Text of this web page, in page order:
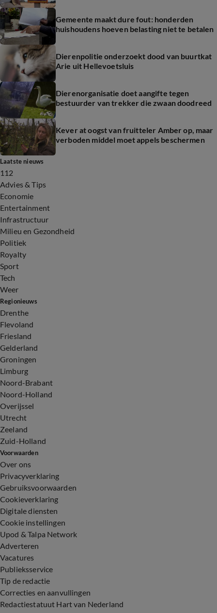
Gemeente maakt dure fout: honderden
huishoudens hoeven belasting niet te betalen
Dierenpolitie onderzoekt dood van buurtkat
Arie uit Hellevoetsluis
Dierenorganisatie doet aangifte tegen
bestuurder van trekker die zwaan doodreed
Kever at oogst van fruitteler Amber op, maar
verboden middel moet appels beschermen
Laatste nieuws
112
Advies & Tips
Economie
Entertainment
Infrastructuur
Milieu en Gezondheid
Politiek
Royalty
Sport
Tech
Weer
Regionieuws
Drenthe
Flevoland
Friesland
Gelderland
Groningen
Limburg
Noord-Brabant
Noord-Holland
Overijssel
Utrecht
Zeeland
Zuid-Holland
Voorwaarden
Over ons
Privacyverklaring
Gebruiksvoorwaarden
Cookieverklaring
Digitale diensten
Cookie instellingen
Upod & Talpa Network
Adverteren
Vacatures
Publieksservice
Tip de redactie
Correcties en aanvullingen
Redactiestatuut Hart van Nederland